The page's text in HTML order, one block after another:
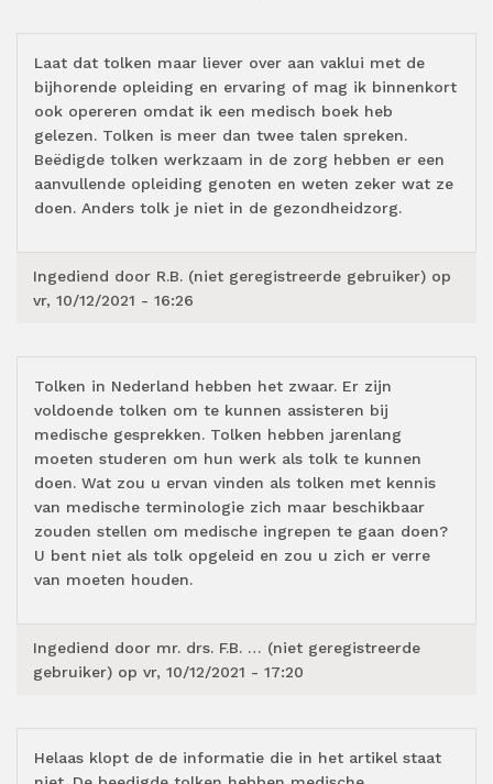
Laat dat tolken maar liever over aan vaklui met de
bijhorende opleiding en ervaring of mag ik binnenkort
ook opereren omdat ik een medisch boek heb
gelezen. Tolken is meer dan twee talen spreken.
Beëdigde tolken werkzaam in de zorg hebben er een
aanvullende opleiding genoten en weten zeker wat ze
doen. Anders tolk je niet in de gezondheidzorg.
Ingediend door R.B. (niet geregistreerde gebruiker) op
vr, 10/12/2021 - 16:26
Tolken in Nederland hebben het zwaar. Er zijn
voldoende tolken om te kunnen assisteren bij
medische gesprekken. Tolken hebben jarenlang
moeten studeren om hun werk als tolk te kunnen
doen. Wat zou u ervan vinden als tolken met kennis
van medische terminologie zich maar beschikbaar
zouden stellen om medische ingrepen te gaan doen?
U bent niet als tolk opgeleid en zou u zich er verre
van moeten houden.
Ingediend door mr. drs. F.B. … (niet geregistreerde
gebruiker) op vr, 10/12/2021 - 17:20
Helaas klopt de de informatie die in het artikel staat